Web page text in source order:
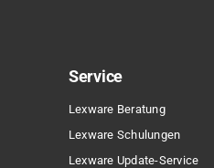
Service
Lexware Beratung
Lexware Schulungen
Lexware Update-Service